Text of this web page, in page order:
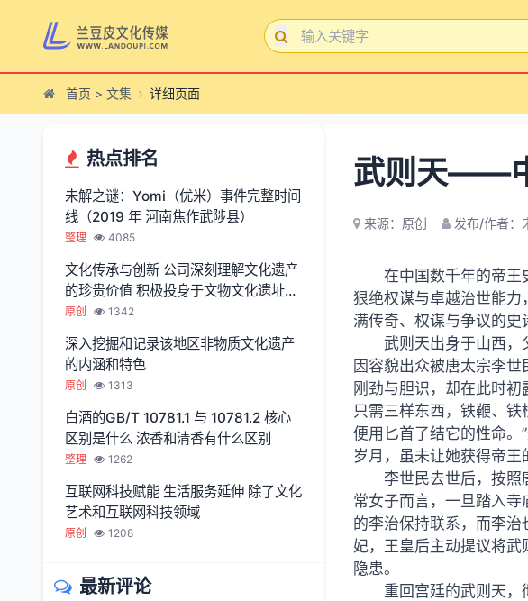
首页 > 文集 详细页面
热点排名
未解之谜：Yomi（优米）事件完整时间
线（2019 年 河南焦作武陟县）
整理 4085
文化传承与创新 公司深刻理解文化遗产
的珍贵价值 积极投身于文物文化遗址保
护服务
原创 1342
深入挖掘和记录该地区非物质文化遗产
的内涵和特色
原创 1313
白酒的GB/T 10781.1 与 10781.2 核心
区别是什么 浓香和清香有什么区别
整理 1262
互联网科技赋能 生活服务延伸 除了文化
艺术和互联网科技领域
原创 1208
最新评论
武则天——
来源：原创 发布/作者：
在中国数千年的帝王
狠绝权谋与卓越治世能
满传奇、权谋与争议的史
武则天出身于山西
因容貌出众被唐太宗李
刚劲与胆识，却在此时
只需三样东西，铁鞭、
便用匕首了结它的性命。
岁月，虽未让她获得帝王
李世民去世后，按照
常女子而言，一旦踏入
的李治保持联系，而李
妃，王皇后主动提议将
隐患。
重回宫廷的武则天，